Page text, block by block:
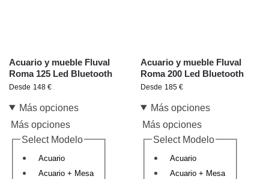
Acuario y mueble Fluval
Roma 125 Led Bluetooth
Desde 148 €
Más opciones
Más opciones
Select Modelo
Acuario
Acuario + Mesa
Acuario y mueble Fluval
Roma 200 Led Bluetooth
Desde 185 €
Más opciones
Más opciones
Select Modelo
Acuario
Acuario + Mesa